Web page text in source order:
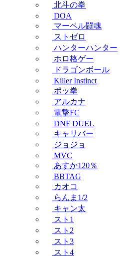
北斗の拳
DOA
マーベル闘魂
ストゼロ
ハンターハンター
ホロ格ゲー
ドラゴンボール
Killer Instinct
ポッ拳
アルカナ
電撃FC
DNF DUEL
キャリバー
ジョジョ
MVC
あすか120％
BBTAG
カオコ
らんま1/2
キャン太
スト1
スト2
スト3
スト4